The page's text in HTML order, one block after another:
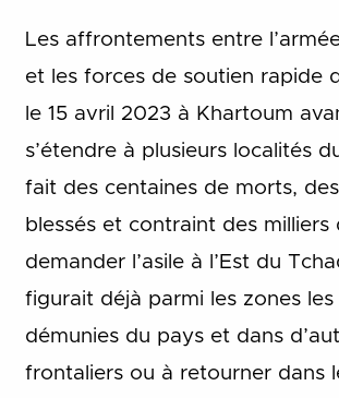
Les affrontements entre
et les forces de soutien rapide
le 15 avril 2023 à Khartoum
s’étendre à plusieurs localités
fait des centaines de morts,
blessés et contraint des milliers
demander l’asile à l’Est du
figurait déjà parmi les zones les
démunies du pays et dans
frontaliers ou à retourner dans